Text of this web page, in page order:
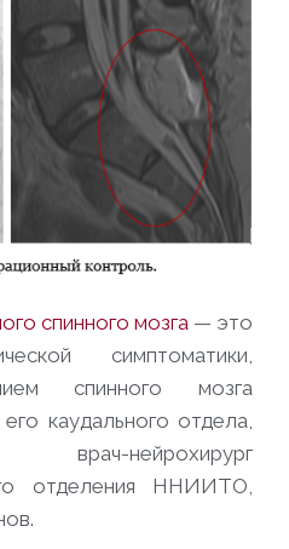
спинного мозга — это
симптоматики,
спинного мозга
каудального отдела,
нейрохирург
отделения ННИИТО,